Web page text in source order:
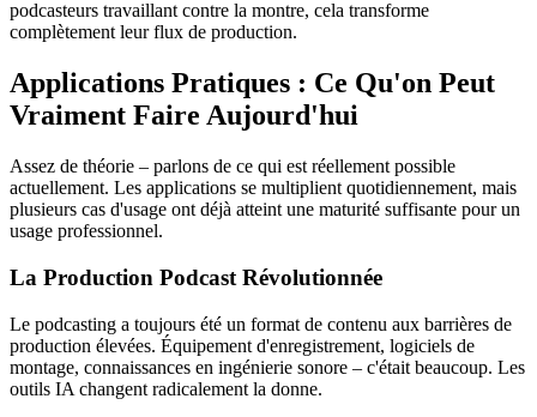
podcasteurs travaillant contre la montre, cela transforme
complètement leur flux de production.
Applications Pratiques : Ce Qu'on Peut
Vraiment Faire Aujourd'hui
Assez de théorie – parlons de ce qui est réellement possible
actuellement. Les applications se multiplient quotidiennement, mais
plusieurs cas d'usage ont déjà atteint une maturité suffisante pour un
usage professionnel.
La Production Podcast Révolutionnée
Le podcasting a toujours été un format de contenu aux barrières de
production élevées. Équipement d'enregistrement, logiciels de
montage, connaissances en ingénierie sonore – c'était beaucoup. Les
outils IA changent radicalement la donne.